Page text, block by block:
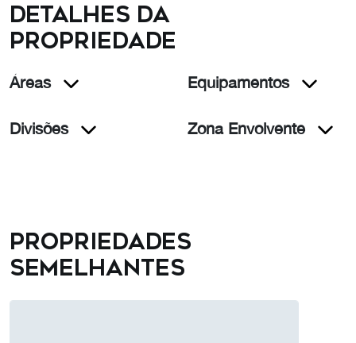
Detalhes da
propriedade
Áreas Equipamentos
Divisões Zona Envolvente
Propriedades
semelhantes